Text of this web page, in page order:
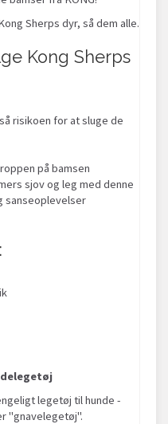
Sherps dyr, så dem alle.
Kong Sherps
risikoen for at sluge de
på bamsen
sjov og leg med denne
sanseoplevelser
legetøj til hunde -
"gnavelegetøj".